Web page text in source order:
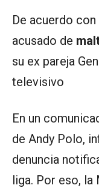
De acuerdo
acusado de
su ex pareja
televisivo
En un
de Andy Polo,
denuncia
liga. Por eso, la